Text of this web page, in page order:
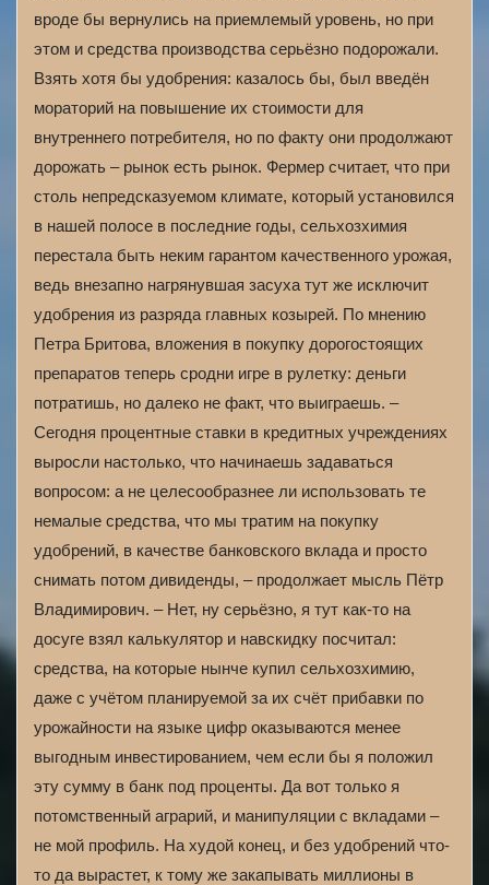
вроде бы вернулись на приемлемый уровень, но при
этом и средства производства серьёзно подорожали.
Взять хотя бы удобрения: казалось бы, был введён
мораторий на повышение их стоимости для
внутреннего потребителя, но по факту они продолжают
дорожать – рынок есть рынок. Фермер считает, что при
столь непредсказуемом климате, который установился
в нашей полосе в последние годы, сельхозхимия
перестала быть неким гарантом качественного урожая,
ведь внезапно нагрянувшая засуха тут же исключит
удобрения из разряда главных козырей. По мнению
Петра Бритова, вложения в покупку дорогостоящих
препаратов теперь сродни игре в рулетку: деньги
потратишь, но далеко не факт, что выиграешь. –
Сегодня процентные ставки в кредитных учреждениях
выросли настолько, что начинаешь задаваться
вопросом: а не целесообразнее ли использовать те
немалые средства, что мы тратим на покупку
удобрений, в качестве банковского вклада и просто
снимать потом дивиденды, – продолжает мысль Пётр
Владимирович. – Нет, ну серьёзно, я тут как-то на
досуге взял калькулятор и навскидку посчитал:
средства, на которые нынче купил сельхозхимию,
даже с учётом планируемой за их счёт прибавки по
урожайности на языке цифр оказываются менее
выгодным инвестированием, чем если бы я положил
эту сумму в банк под проценты. Да вот только я
потомственный аграрий, и манипуляции с вкладами –
не мой профиль. На худой конец, и без удобрений что-
то да вырастет, к тому же закапывать миллионы в